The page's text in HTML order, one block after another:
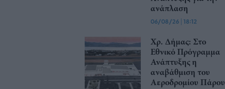
ανάπλαση
06/08/26 | 18:12
Χρ. Δήμας: Στο
Εθνικό Πρόγραμμα
Ανάπτυξης η
αναβάθμιση του
Αεροδρομίου Πάρου